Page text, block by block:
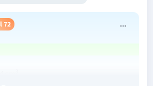
72